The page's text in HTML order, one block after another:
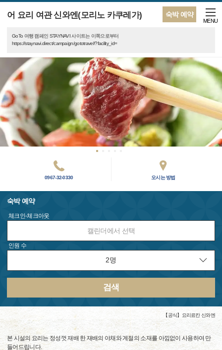
숙박 예약
어 요리 여관 신와엔(모리노 카쿠레가)
MENU
GoTo 여행 캠페인 STAYNAVI 사이트는 이쪽으로부터
https://staynavi.direct/campaign/gototravel/?facility_id=
0967-32-0330 오시는 방법
숙박 예약
체크인-체크아웃
캘린더에서 선택
인원 수
검색
【공식】요리료칸 신와엔
본 시설의 요리는 정성껏 재배 한 재배의 야채와 계절의 소재를 아낌없이 사용하여 만
들어드립니다.